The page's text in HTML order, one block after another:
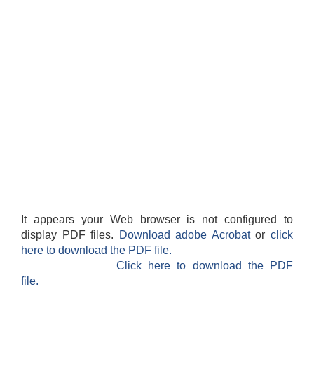
It appears your Web browser is not configured to
display PDF files.
Download adobe Acrobatorclick
here to download the PDF file.
Click here to download the PDF
file.